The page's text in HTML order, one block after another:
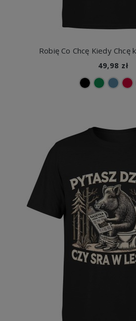
Robię Co Chcę Kiedy Chcę
49,98 zł